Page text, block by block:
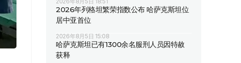
2026年列格坦繁荣指数公布 哈萨克斯坦位
居中亚首位
2026年8月5日 15:08
哈萨克斯坦已有1300余名服刑人员因特赦
获释